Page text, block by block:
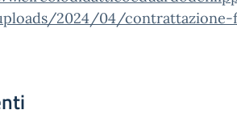
2024/04/contrattazione-